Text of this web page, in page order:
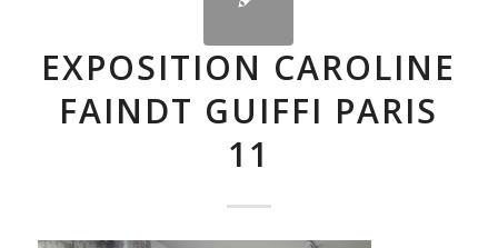
EXPOSITION CAROLINE
FAINDT GUIFFI PARIS
11